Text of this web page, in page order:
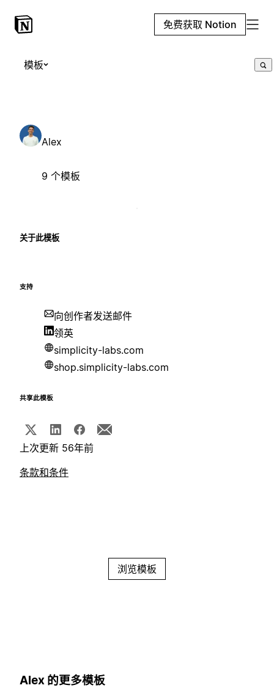
免费获取 Notion
模板
Alex
9 个模板
关于此模板
支持
向创作者发送邮件
领英
simplicity-labs.com
shop.simplicity-labs.com
共享此模板
上次更新 56年前
条款和条件
浏览模板
Alex 的更多模板